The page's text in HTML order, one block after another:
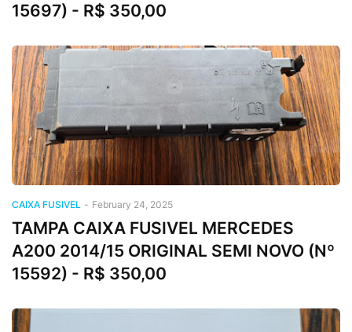
15697) - R$ 350,00
CAIXA FUSIVEL - February 24, 2025
TAMPA CAIXA FUSIVEL MERCEDES
A200 2014/15 ORIGINAL SEMI NOVO (Nº
15592) - R$ 350,00